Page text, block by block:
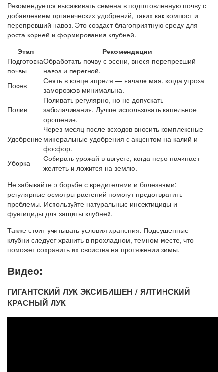
Рекомендуется высаживать семена в подготовленную почву с
добавлением органических удобрений, таких как компост и
перепревший навоз. Это создаст благоприятную среду для
роста корней и формирования клубней.
Этап
Рекомендации
Подготовка
почвы
Обработать почву с осени, внеся перепревший
навоз и перегной.
Посев
Сеять в конце апреля — начале мая, когда угроза
заморозков минимальна.
Полив
Поливать регулярно, но не допускать
заболачивания. Лучше использовать капельное
орошение.
Удобрение
Через месяц после всходов вносить комплексные
минеральные удобрения с акцентом на калий и
фосфор.
Уборка
Собирать урожай в августе, когда перо начинает
желтеть и ложится на землю.
Не забывайте о борьбе с вредителями и болезнями:
регулярные осмотры растений помогут предотвратить
проблемы. Используйте натуральные инсектициды и
фунгициды для защиты клубней.
Также стоит учитывать условия хранения. Подсушенные
клубни следует хранить в прохладном, темном месте, что
поможет сохранить их свойства на протяжении зимы.
Видео:
ГИГАНТСКИЙ ЛУК ЭКСИБИШЕН / ЯЛТИНСКИЙ
КРАСНЫЙ ЛУК